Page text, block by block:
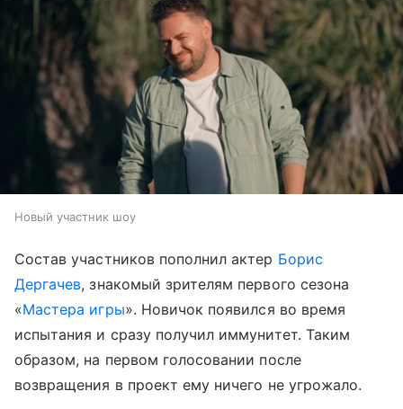
Новый участник шоу
Состав участников пополнил актер Борис
Дергачев, знакомый зрителям первого сезона
«Мастера игры». Новичок появился во время
испытания и сразу получил иммунитет. Таким
образом, на первом голосовании после
возвращения в проект ему ничего не угрожало.